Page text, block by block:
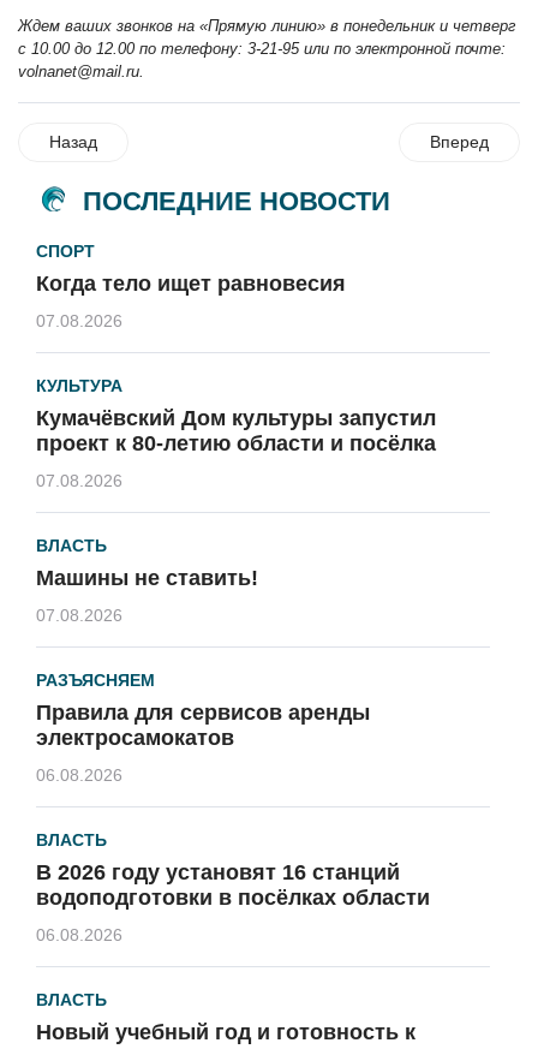
Ждем ваших звонков на «Прямую линию» в понедельник и четверг
с 10.00 до 12.00 по телефону: 3-21-95 или по электронной почте:
volnanet@mail.ru
Назад Вперед
ПОСЛЕДНИЕ НОВОСТИ
СПОРТ
Когда тело ищет равновесия
07.08.2026
КУЛЬТУРА
Кумачёвский Дом культуры запустил
проект к 80-летию области и посёлка
07.08.2026
ВЛАСТЬ
Машины не ставить!
07.08.2026
РАЗЪЯСНЯЕМ
Правила для сервисов аренды
электросамокатов
06.08.2026
ВЛАСТЬ
В 2026 году установят 16 станций
водоподготовки в посёлках области
06.08.2026
ВЛАСТЬ
Новый учебный год и готовность к